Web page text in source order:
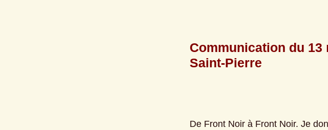
Communication du 13
Saint-Pierre
De Front Noir à Front Noir. Je